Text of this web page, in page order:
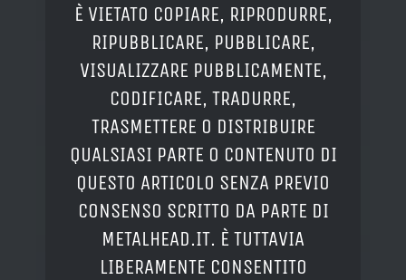
È VIETATO COPIARE, RIPRODURRE,
RIPUBBLICARE, PUBBLICARE,
VISUALIZZARE PUBBLICAMENTE,
CODIFICARE, TRADURRE,
TRASMETTERE O DISTRIBUIRE
QUALSIASI PARTE O CONTENUTO DI
QUESTO ARTICOLO SENZA PREVIO
CONSENSO SCRITTO DA PARTE DI
METALHEAD.IT. È TUTTAVIA
LIBERAMENTE CONSENTITO